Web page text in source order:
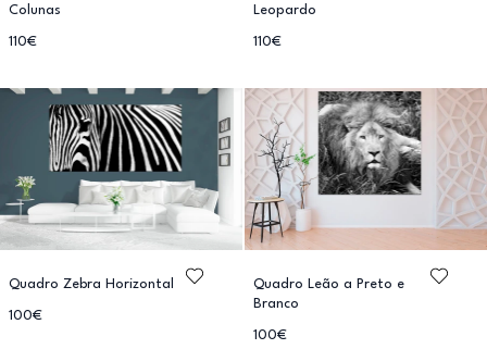
Colunas
110€
Leopardo
110€
Quadro Zebra Horizontal
100€
Quadro Leão a Preto e
Branco
100€